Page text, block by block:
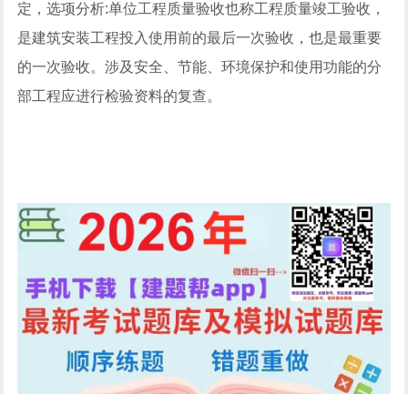
定，选项分析:单位工程质量验收也称工程质量竣工验收，
是建筑安装工程投入使用前的最后一次验收，也是最重要
的一次验收。涉及安全、节能、环境保护和使用功能的分
部工程应进行检验资料的复查。